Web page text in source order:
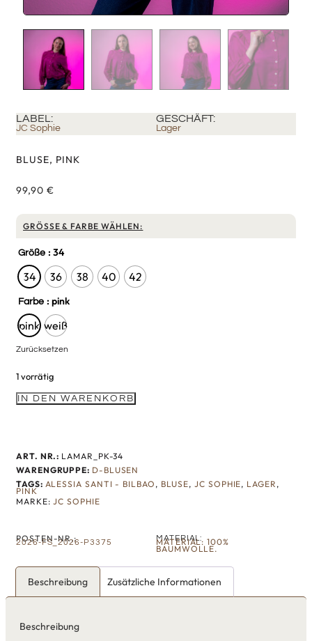
LABEL: GESCHÄFT:
JC Sophie Lager
BLUSE, PINK
99,90 €
GRÖSSE & FARBE WÄHLEN:
Größe : 34
34 36 38 40 42
Farbe : pink
pink weiß
Zurücksetzen
1 vorrätig
IN DEN WARENKORB
ART. NR.: LAMAR_PK-34
WARENGRUPPE: D-BLUSEN
TAGS: ALESSIA SANTI - BILBAO , BLUSE,JC SOPHIE, LAGER ,
PINK
MARKE:JC SOPHIE
POSTEN-NR.: MATERIAL:
2026-FS_2026-P3375 MATERIAL: 100%
BAUMWOLLE.
Beschreibung Zusätzliche Informationen
Beschreibung